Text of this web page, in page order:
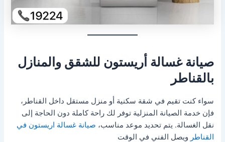
صيانة غسالة أريستون للشقق والمنازل
بالقناطر
سواء كنت تقيم في شقة سكنية أو منزل مستقل داخل القناطر،
فإن خدمة الصيانة المنزلية توفر لك راحة كاملة دون الحاجة إلى
نقل الغسالة. يتم تحديد موعد مناسب، صيانة غسالة اريستون في
القناطر ويصل الفني في الوقت